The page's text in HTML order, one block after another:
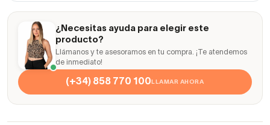
¿Necesitas ayuda para elegir este
producto?
Llámanos y te asesoramos en tu compra. ¡Te atendemos
de inmediato!
(+34) 858 770 100LLAMAR AHORA